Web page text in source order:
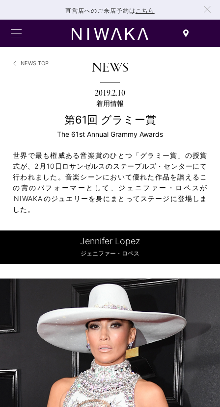
直営店へのご来店予約は こちら
NEWS TOP NEWS
2019.2.10
着用情報
第61回 グラミー賞
The 61st Annual Grammy Awards
世界で最も権威ある音楽賞のひとつ「グラミー賞」の授賞
式が、2月10日ロサンゼルスのステープルズ・センターにて
行われました。音楽シーンにおいて優れた作品を讃えるこ
の賞のパフォーマーとして、ジェニファー・ロペスが
NIWAKAのジュエリーを身にまとってステージに登場しま
した。
Jennifer Lopez
ジェニファー・ロペス